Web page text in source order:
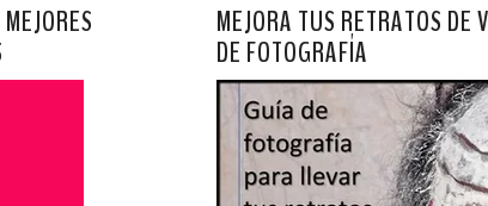
MEJORA TUS RETRATOS DE
DE FOTOGRAFÍA